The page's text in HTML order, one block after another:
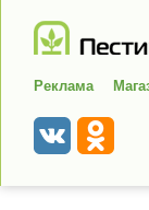
Реклама